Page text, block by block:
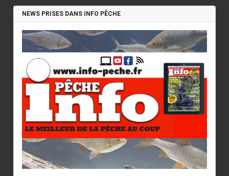
NEWS PRISES DANS INFO PÊCHE